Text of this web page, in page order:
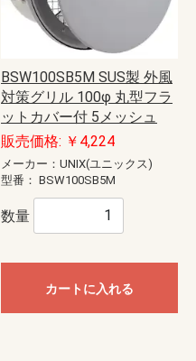
BSW100SB5M SUS製 外風
対策グリル 100φ 丸型フラ
ットカバー付 5メッシュ
販売価格: ￥4,224
メーカー：UNIX(ユニックス)
型番： BSW100SB5M
数量
カートに入れる